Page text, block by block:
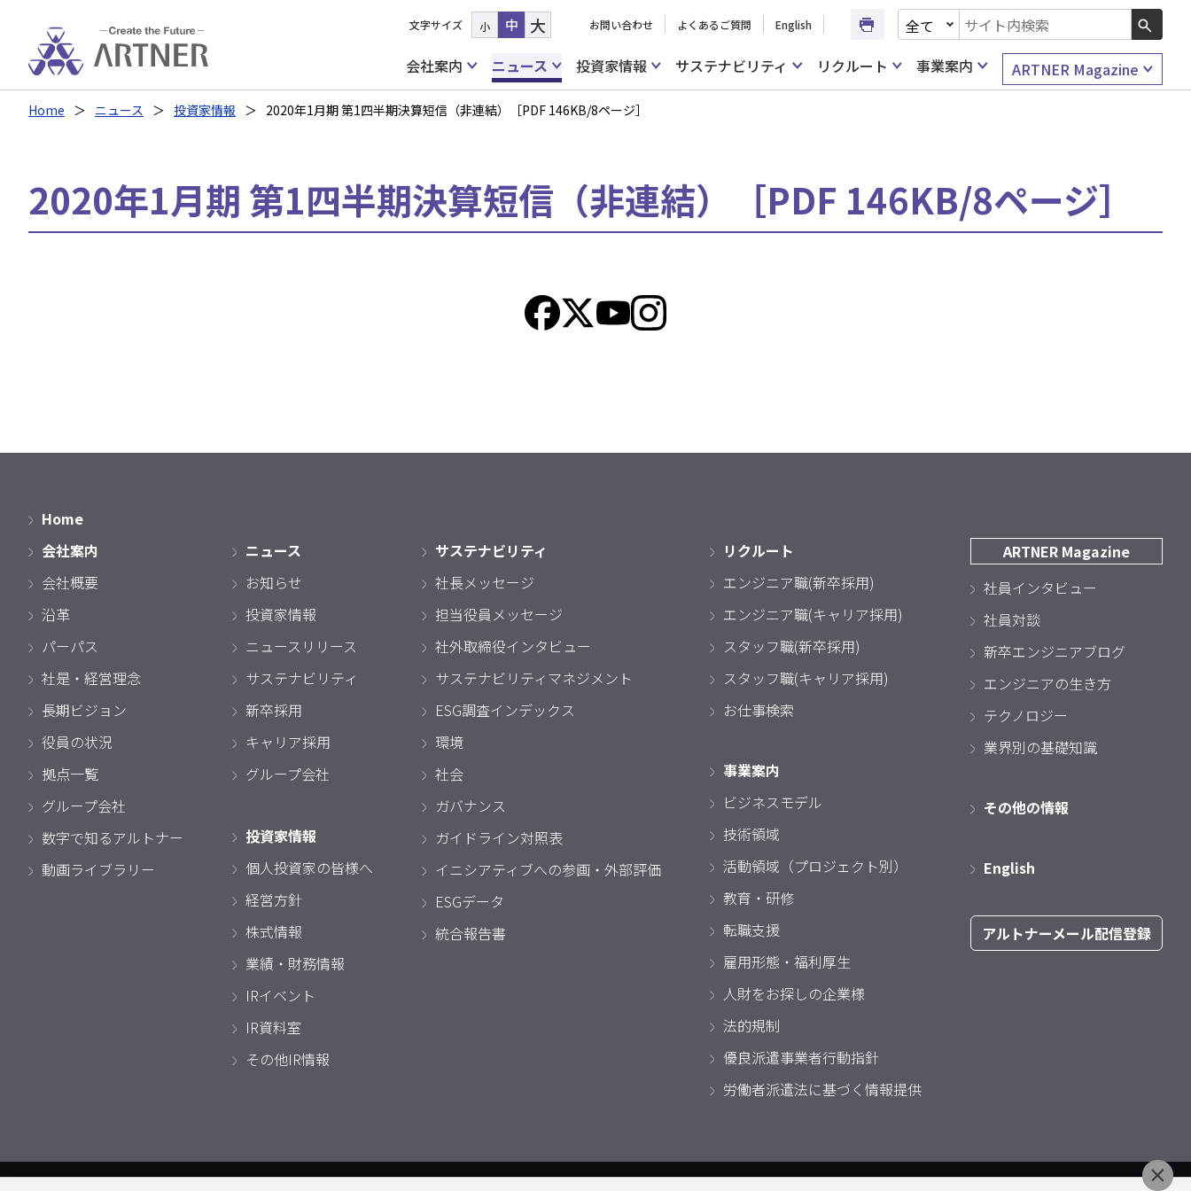
文字サイズ 小 中 大 お問い合わせ よくあるご質問 English
文書種別を選択
検索キーワード入力
会社案内
ニュース 投資家情報 サステナビリティ リクルート 事業案内 ARTNER Magazine
Home ニュース 投資家情報 2020年1月期 第1四半期決算短信（非連結）［PDF 146KB/8ページ］
2020年1月期 第1四半期決算短信（非連結）［PDF 146KB/8ページ］
Home
会社案内
会社概要
沿革
パーパス
社是・経営理念
長期ビジョン
役員の状況
拠点一覧
グループ会社
数字で知るアルトナー
動画ライブラリー
ニュース
お知らせ
投資家情報
ニュースリリース
サステナビリティ
新卒採用
キャリア採用
グループ会社
投資家情報
個人投資家の皆様へ
経営方針
株式情報
業績・財務情報
IRイベント
IR資料室
その他IR情報
サステナビリティ
社長メッセージ
担当役員メッセージ
社外取締役インタビュー
サステナビリティマネジメント
ESG調査インデックス
環境
社会
ガバナンス
ガイドライン対照表
イニシアティブへの参画・外部評価
ESGデータ
統合報告書
リクルート
エンジニア職(新卒採用)
エンジニア職(キャリア採用)
スタッフ職(新卒採用)
スタッフ職(キャリア採用)
お仕事検索
事業案内
ビジネスモデル
技術領域
活動領域（プロジェクト別）
教育・研修
転職支援
雇用形態・福利厚生
人財をお探しの企業様
法的規制
優良派遣事業者行動指針
労働者派遣法に基づく情報提供
ARTNER Magazine
社員インタビュー
社員対談
新卒エンジニアブログ
エンジニアの生き方
テクノロジー
業界別の基礎知識
その他の情報
English
アルトナーメール配信登録